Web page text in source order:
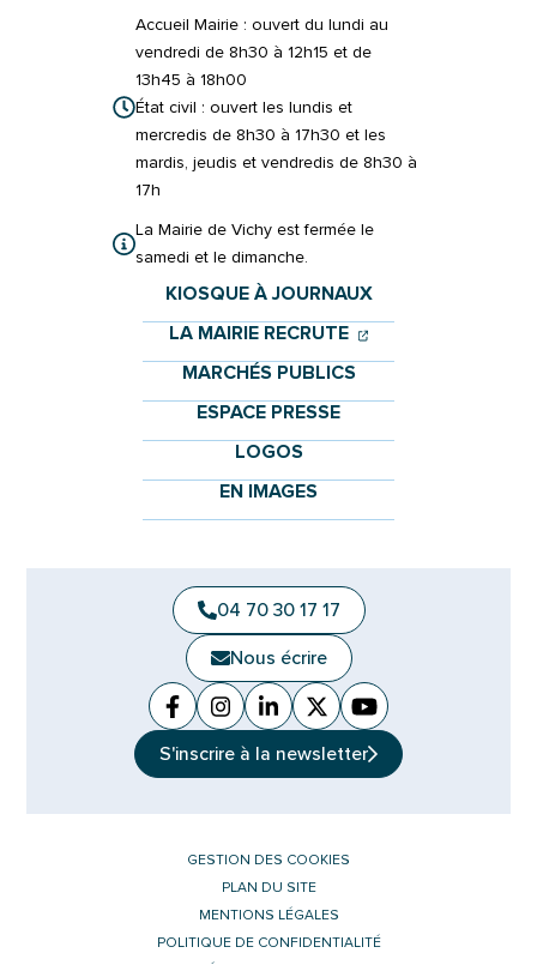
Accueil Mairie : ouvert du lundi au
vendredi de 8h30 à 12h15 et de
13h45 à 18h00
État civil : ouvert les lundis et
mercredis de 8h30 à 17h30 et les
mardis, jeudis et vendredis de 8h30 à
17h
La Mairie de Vichy est fermée le
samedi et le dimanche.
KIOSQUE À JOURNAUX
LA MAIRIE RECRUTE (OUVERTURE
(OUVERTURE
MARCHÉS PUBLICS
ESPACE PRESSE
LOGOS
EN IMAGES
04 70 30 17 17
Nous écrire
Facebook
(ouverture dans un nouvel onglet)
Instagram
(ouverture dans un nouvel
Linkedin
(ouverture dans un nouvel
X (Twitter)
(ouverture dans un
YouTube
(ouverture dans
S'inscrire à la newsletter
GESTION DES COOKIES
PLAN DU SITE
MENTIONS LÉGALES
POLITIQUE DE CONFIDENTIALITÉ